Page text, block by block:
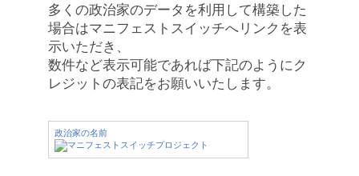
多くの政治家のデータを利用して構築した
場合はマニフェストスイッチへリンクを表
示いただき、
数件など表示可能であれば下記のようにク
レジットの表記をお願いいたします。
政治家の名前